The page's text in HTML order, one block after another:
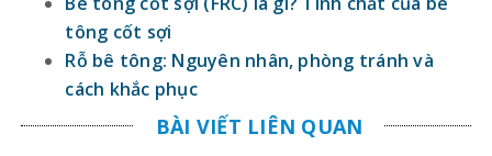
tông cốt sợi
Rỗ bê tông: Nguyên nhân, phòng tránh và
cách khắc phục
BÀI VIẾT LIÊN QUAN